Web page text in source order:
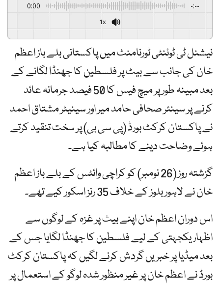
0:00 -:--
1x
Powered By GSpeech
نیشنل ٹی ٹوئنٹی ٹورنامنٹ میں پاکستانی بلے باز اعظم
خان کی جانب سے بیٹ پر فلسطین کا جھنڈا لگانے کے
بعد مبینہ طور پر میچ فیس کا 50 فیصد جرمانہ عائد
کرنے پر سینئر صحافی حامد میر اور سینیٹر مشتاق احمد
نے پاکستان کرکٹ بورڈ (پی سی بی) پر سخت تنقید کرتے
ہوئے وضاحت دینے کا مطالبہ کیا ہے۔
گزشتہ روز (26 نومبر) کو کراچی وائٹس کے بلے باز اعظم
خان نے لاہور بلوز کے خلاف 35 رنز اسکور کیے تھے۔
اس دوران اعظم خان اپنے بیٹ پر غزہ کے لوگوں سے
اظہار یکجہتی کے لیے فلسطین کا جھنڈا لگایا جس کے
بعد میڈیا پر خبریں گردش کرنے لگیں کہ پاکستان کرکٹ
بورڈ نے اعظم خان پر غیر منظور شدہ لوگو کے استعمال پر